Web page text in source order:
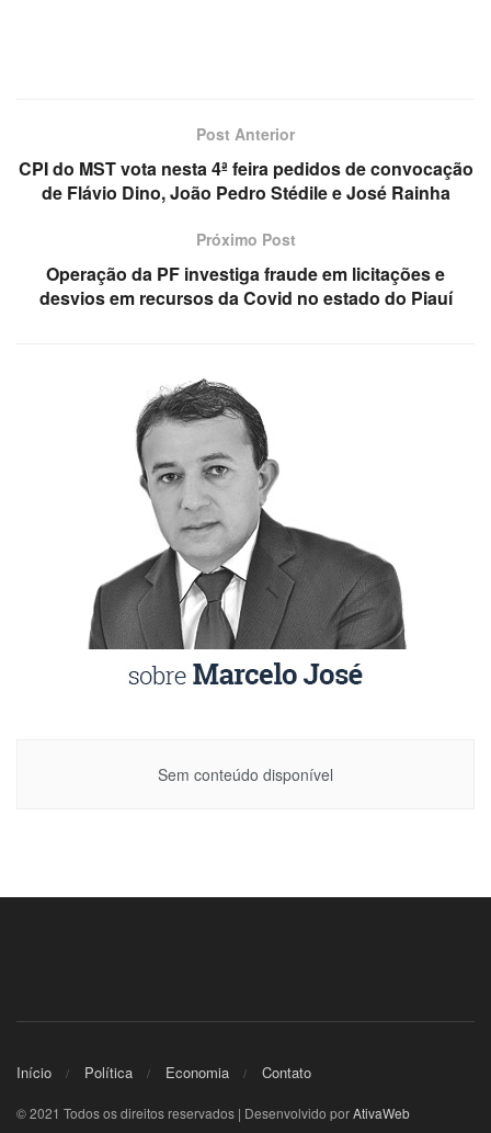
Post Anterior
CPI do MST vota nesta 4ª feira pedidos de convocação
de Flávio Dino, João Pedro Stédile e José Rainha
Próximo Post
Operação da PF investiga fraude em licitações e
desvios em recursos da Covid no estado do Piauí
Sem conteúdo disponível
Início Política Economia Contato
© 2021 Todos os direitos reservados | Desenvolvido porAtivaWeb